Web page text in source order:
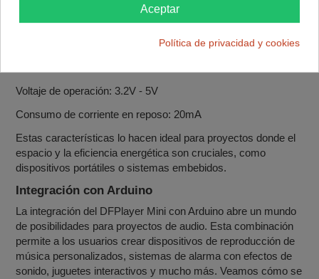
Dimensiones y Consumo de Energía
Voltaje de operación: 3.2V - 5V
Consumo de corriente en reposo: 20mA
Estas características lo hacen ideal para proyectos donde el
espacio y la eficiencia energética son cruciales, como
dispositivos portátiles o sistemas embebidos.
Integración con Arduino
La integración del DFPlayer Mini con Arduino abre un mundo
de posibilidades para proyectos de audio. Esta combinación
permite a los usuarios crear dispositivos de reproducción de
música personalizados, sistemas de alarma con efectos de
sonido, juguetes interactivos y mucho más. Veamos cómo se
Aceptar
Política de privacidad y cookies